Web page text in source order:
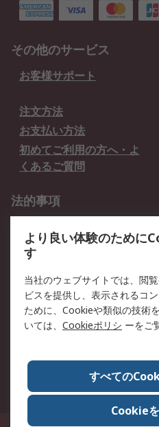
その他のサービス
お客様サポート
注文方法
お支払い方法
初めてご利用の方へ・よ
くあるご質問
法的事項
クッキーポリシー
RSについて
会社概要
プレスリリース＆お知ら
全世界のRS
ESGへの取り組み（英語）
より良い体験のために
す
当社のウェブサイトでは、閲
ビスを提供し、表示されるコ
ために、Cookieや類似の技術
いては、 Cookieポリシ ーをご
すべての
Cookie